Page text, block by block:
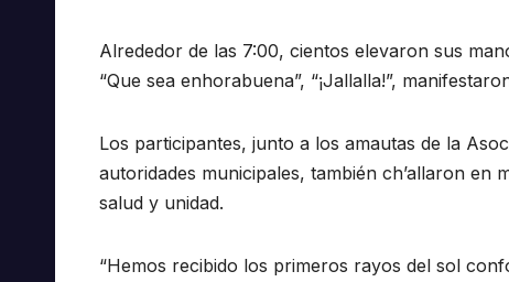
Alrededor de las 7:00, cientos elevaron sus
“Que sea enhorabuena”, “¡Jallalla!”,
Los participantes, junto a los amautas de la
autoridades municipales, también ch’allaron en
salud y unidad.
“Hemos recibido los primeros rayos del sol